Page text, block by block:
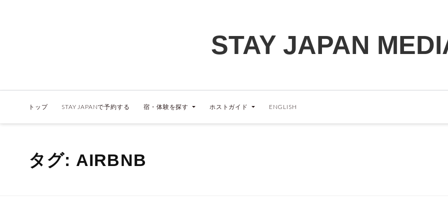
STAY JAPAN
トップ STAY JAPANで予約する 宿・体験を探す ホストガイド ENGLISH
タグ: AIRBNB